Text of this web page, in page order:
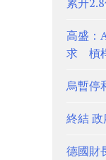
高盛：
求 槓
烏暫停
終結
德國財